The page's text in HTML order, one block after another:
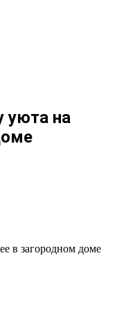
уюта на
в загородном доме